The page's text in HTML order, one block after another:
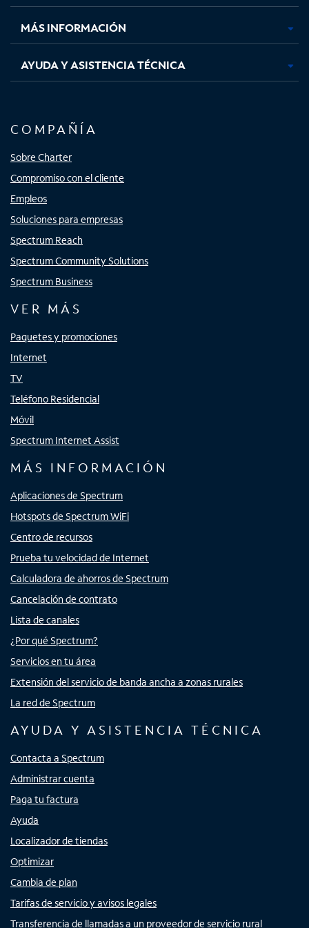
nuevanuevanuevanueva
MÁS INFORMACIÓN
AYUDA Y ASISTENCIA TÉCNICA
COMPAÑÍA
Sobre Charter
Compromiso con el cliente
Empleos
Soluciones para empresas
Spectrum Reach
Spectrum Community Solutions
Spectrum Business
VER MÁS
Paquetes y promociones
Internet
TV
Teléfono Residencial
Móvil
Spectrum Internet Assist
MÁS INFORMACIÓN
Aplicaciones de Spectrum
Hotspots de Spectrum WiFi
Centro de recursos
Prueba tu velocidad de Internet
Calculadora de ahorros de Spectrum
Cancelación de contrato
Lista de canales
¿Por qué Spectrum?
Servicios en tu área
Extensión del servicio de banda ancha a zonas rurales
La red de Spectrum
AYUDA Y ASISTENCIA TÉCNICA
Contacta a Spectrum
Administrar cuenta
Paga tu factura
Ayuda
Localizador de tiendas
Optimizar
Cambia de plan
Tarifas de servicio y avisos legales
Transferencia de llamadas a un proveedor de servicio rural